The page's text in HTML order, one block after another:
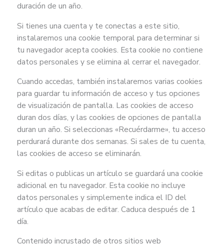
duración de un año.
Si tienes una cuenta y te conectas a este sitio,
instalaremos una cookie temporal para determinar si
tu navegador acepta cookies. Esta cookie no contiene
datos personales y se elimina al cerrar el navegador.
Cuando accedas, también instalaremos varias cookies
para guardar tu información de acceso y tus opciones
de visualización de pantalla. Las cookies de acceso
duran dos días, y las cookies de opciones de pantalla
duran un año. Si seleccionas «Recuérdarme», tu acceso
perdurará durante dos semanas. Si sales de tu cuenta,
las cookies de acceso se eliminarán.
Si editas o publicas un artículo se guardará una cookie
adicional en tu navegador. Esta cookie no incluye
datos personales y simplemente indica el ID del
artículo que acabas de editar. Caduca después de 1
día.
Contenido incrustado de otros sitios web